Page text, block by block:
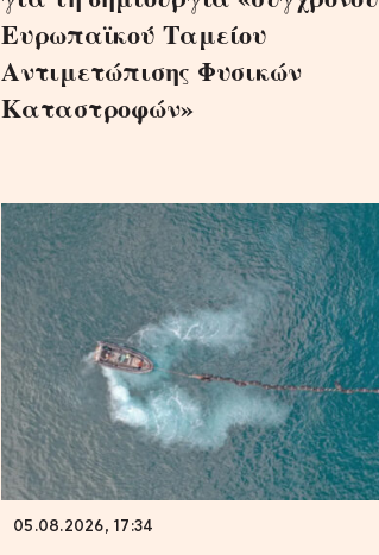
Ευρωπαϊκού Ταμείου
Αντιμετώπισης Φυσικών
Καταστροφών»
05.08.2026, 17:34